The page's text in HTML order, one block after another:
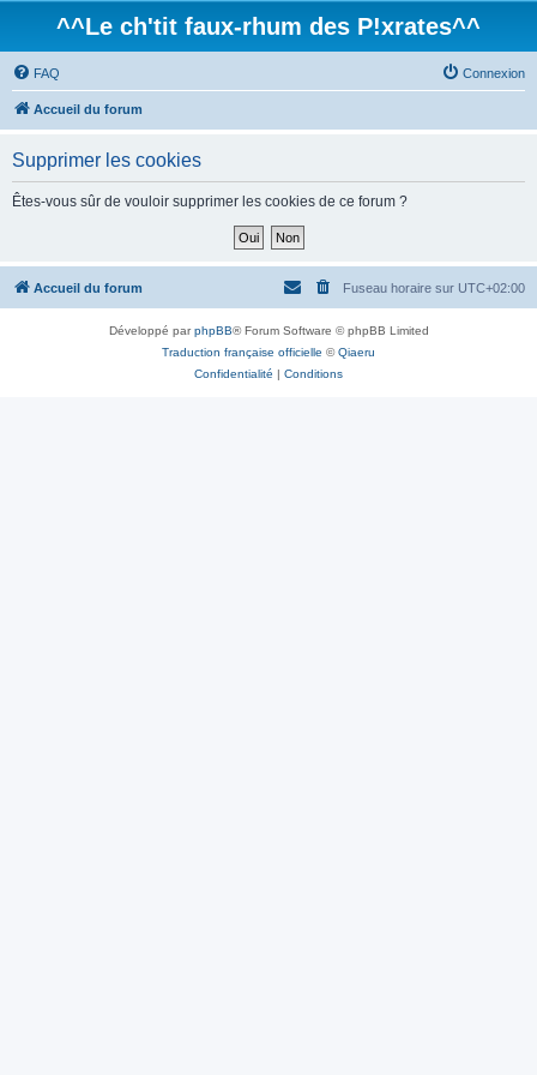
^^Le ch'tit faux-rhum des P!xrates^^
FAQ Connexion
Accueil du forum
Supprimer les cookies
Êtes-vous sûr de vouloir supprimer les cookies de ce forum ?
Accueil du forum Fuseau horaire sur UTC+02:00
Développé parphpBB® Forum Software © phpBB Limited
Traduction française officielle ©Qiaeru
Confidentialité | Conditions